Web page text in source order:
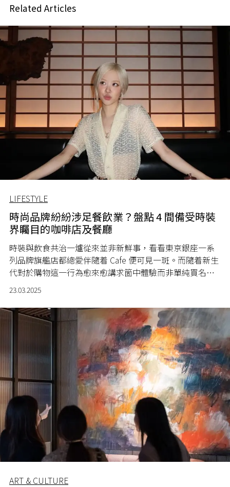
Related Articles
LIFESTYLE
時尚品牌紛紛涉足餐飲業？盤點 4 間備受時裝
界矚目的咖啡店及餐廳
時裝與飲食共治一爐從來並非新鮮事，看看東京銀座一系
列品牌旗艦店都總愛伴隨着 Cafe 便可見一斑。而隨着新生
代對於購物這一行為愈來愈講求箇中體驗而非單純買名
境，無論食物品質乃以創意度，均令人拍案叫絕，絕非供
人打卡便了事。現在一於盤點數個最讓你食指大動的案例
出來，保證眼界大開。
23.03.2025
ART & CULTURE